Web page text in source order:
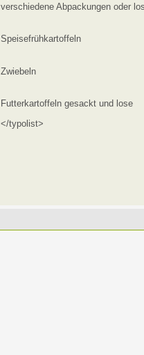
verschiedene Abpackungen oder
Speisefrühkartoffeln
Zwiebeln
Futterkartoffeln gesackt und lose
</typolist>